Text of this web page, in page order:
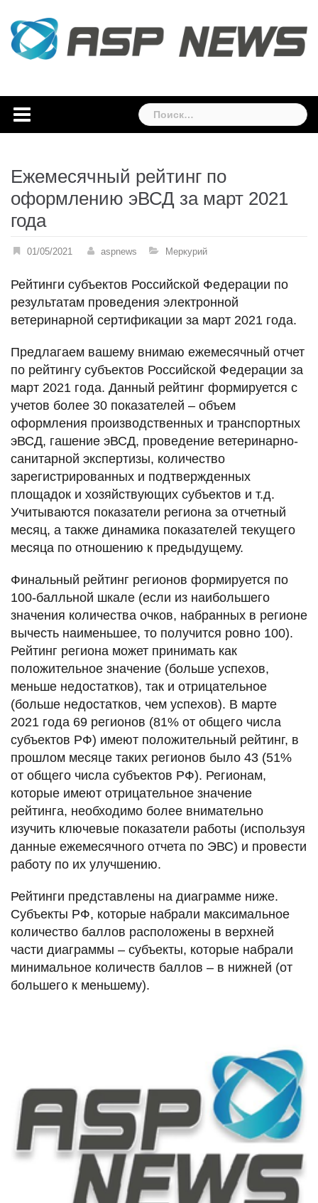
content
Найти:
Ежемесячный рейтинг по
оформлению эВСД за март 2021
года
01/05/2021 aspnews Меркурий
Рейтинги субъектов Российской Федерации по
результатам проведения электронной
ветеринарной сертификации за март 2021 года.
Предлагаем вашему внимаю ежемесячный отчет
по рейтингу субъектов Российской Федерации за
март 2021 года. Данный рейтинг формируется с
учетов более 30 показателей – объем
оформления производственных и транспортных
эВСД, гашение эВСД, проведение ветеринарно-
санитарной экспертизы, количество
зарегистрированных и подтвержденных
площадок и хозяйствующих субъектов и т.д.
Учитываются показатели региона за отчетный
месяц, а также динамика показателей текущего
месяца по отношению к предыдущему.
Финальный рейтинг регионов формируется по
100-балльной шкале (если из наибольшего
значения количества очков, набранных в регионе
вычесть наименьшее, то получится ровно 100).
Рейтинг региона может принимать как
положительное значение (больше успехов,
меньше недостатков), так и отрицательное
(больше недостатков, чем успехов). В марте
2021 года 69 регионов (81% от общего числа
субъектов РФ) имеют положительный рейтинг, в
прошлом месяце таких регионов было 43 (51%
от общего числа субъектов РФ). Регионам,
которые имеют отрицательное значение
рейтинга, необходимо более внимательно
изучить ключевые показатели работы (используя
данные ежемесячного отчета по ЭВС) и провести
работу по их улучшению.
Рейтинги представлены на диаграмме ниже.
Субъекты РФ, которые набрали максимальное
количество баллов расположены в верхней
части диаграммы – субъекты, которые набрали
минимальное количеств баллов – в нижней (от
большего к меньшему).